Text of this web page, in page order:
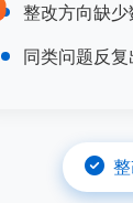
整改方向缺
同类问题反